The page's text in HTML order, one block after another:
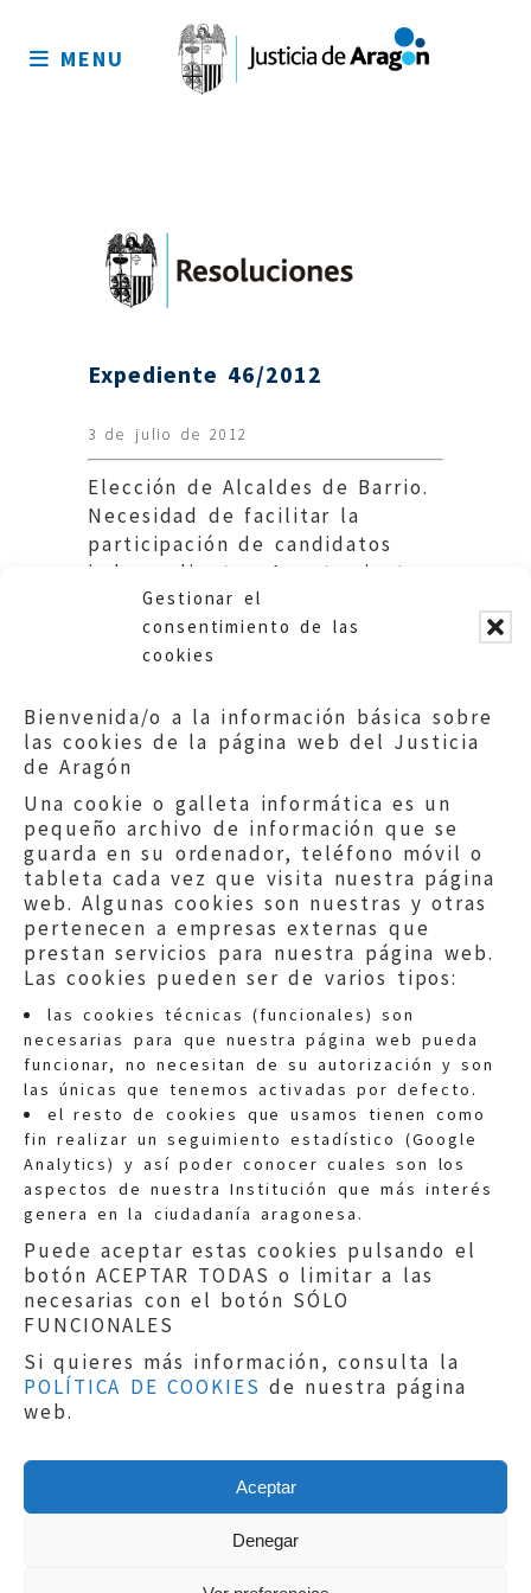
Gestionar el
consentimiento de las
cookies
Bienvenida/o a la información básica sobre
las cookies de la página web del Justicia
de Aragón
Una cookie o galleta informática es un
pequeño archivo de información que se
guarda en su ordenador, teléfono móvil o
tableta cada vez que visita nuestra página
web. Algunas cookies son nuestras y otras
pertenecen a empresas externas que
prestan servicios para nuestra página web.
Las cookies pueden ser de varios tipos:
las cookies técnicas (funcionales) son
necesarias para que nuestra página web pueda
funcionar, no necesitan de su autorización y son
las únicas que tenemos activadas por defecto.
el resto de cookies que usamos tienen como
fin realizar un seguimiento estadístico (Google
Analytics) y así poder conocer cuales son los
aspectos de nuestra Institución que más interés
genera en la ciudadanía aragonesa.
Puede aceptar estas cookies pulsando el
botón ACEPTAR TODAS o limitar a las
necesarias con el botón SÓLO
FUNCIONALES
Si quieres más información, consulta la
POLÍTICA DE COOKIES de nuestra página
web.
Aceptar
Denegar
sitio
MENU
Expediente 46/2012
3 de julio de 2012
Elección de Alcaldes de Barrio.
Necesidad de facilitar la
participación de candidatos
independientes. Ayuntamiento
de Zaragoza.
Quejas:quejas@eljusticiadearagon.es
Información general:
informacion@eljusticiadearagon.es
Teléfonos:900 210 210/
Aviso legal|Política de privacidad|
Protección de Datos
Política de cookies
Copyright © 2019El Justicia de Aragón|
Sephor Consulting